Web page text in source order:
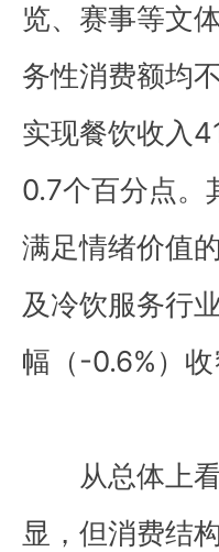
览、赛事等文
务性消费额均
实现餐饮收入
0.7个百分点。
满足情绪价值
及冷饮服务行
幅（-0.6%）收
从总体上
显，但消费结